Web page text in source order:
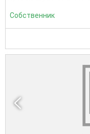
Собственник